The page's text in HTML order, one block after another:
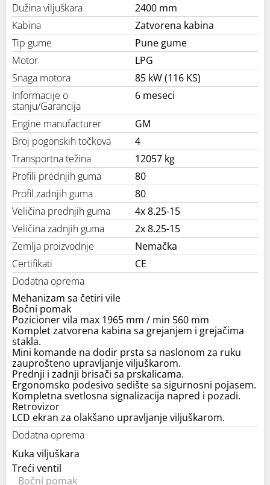
Dužina viljuškara
2400 mm
Kabina
Zatvorena kabina
Tip gume
Pune gume
Motor
LPG
Snaga motora
85 kW (116 KS)
Informacije o
stanju/Garancija
6 meseci
Engine manufacturer
GM
Broj pogonskih točkova
4
Transportna težina
12057 kg
Profili prednjih guma
80
Profil zadnjih guma
80
Veličina prednjih guma
4x 8.25-15
Veličina zadnjih guma
2x 8.25-15
Zemlja proizvodnje
Nemačka
Certifikati
CE
Dodatna oprema
Mehanizam sa četiri vile
Bočni pomak
Pozicioner vila max 1965 mm / min 560 mm
Komplet zatvorena kabina sa grejanjem i grejačima
stakla.
Mini komande na dodir prsta sa naslonom za ruku
zauprošteno upravljanje viljuškarom.
Prednji i zadnji brisači sa prskalicama.
Ergonomsko podesivo sedište sa sigurnosni pojasem.
Kompletna svetlosna signalizacija napred i pozadi.
Retrovizor
LCD ekran za olakšano upravljanje viljuškarom.
Dodatna oprema
Kuka viljuškara
Treći ventil
Bočni pomak